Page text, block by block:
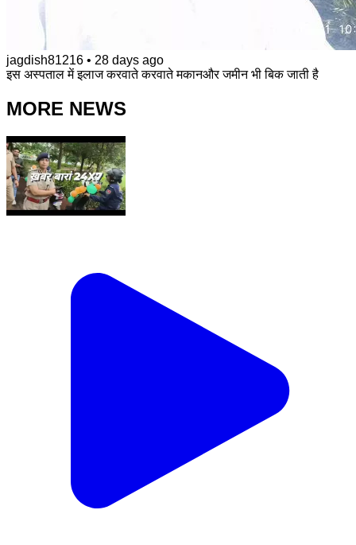
jagdish81216 • 28 days ago
इस अस्पताल में इलाज करवाते करवाते मकानऔर जमीन भी बिक जाती है
MORE NEWS